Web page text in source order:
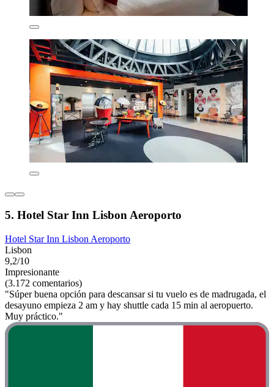
5. Hotel Star Inn Lisbon Aeroporto
Hotel Star Inn Lisbon Aeroporto
Lisbon
9,2/10
Impresionante
(3.172 comentarios)
"Súper buena opción para descansar si tu vuelo es de madrugada, el
desayuno empieza 2 am y hay shuttle cada 15 min al aeropuerto.
Muy práctico."